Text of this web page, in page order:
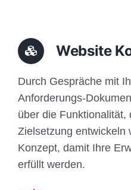
Website
Durch Gespräche mit
Anforderungs-
über die Funktionalität,
Zielsetzung entwickeln
Konzept, damit Ihre
erfüllt werden.